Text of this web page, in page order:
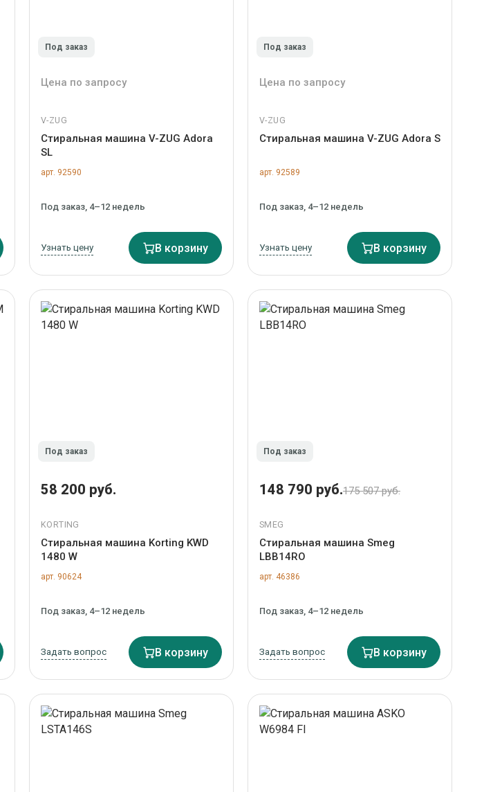
Под заказ
Цена по запросу
V-ZUG
Стиральная машина V-ZUG Adora
SL
арт. 92590
Под заказ, 4–12 недель
Узнать цену В корзину
Под заказ
Цена по запросу
V-ZUG
Стиральная машина V-ZUG Adora S
арт. 92589
Под заказ, 4–12 недель
Узнать цену В корзину
Под заказ
58 200 руб.
KORTING
Стиральная машина Korting KWD
1480 W
арт. 90624
Под заказ, 4–12 недель
Задать вопрос В корзину
Под заказ
148 790 руб.175 507 руб.
SMEG
Стиральная машина Smeg
LBB14RO
арт. 46386
Под заказ, 4–12 недель
Задать вопрос В корзину